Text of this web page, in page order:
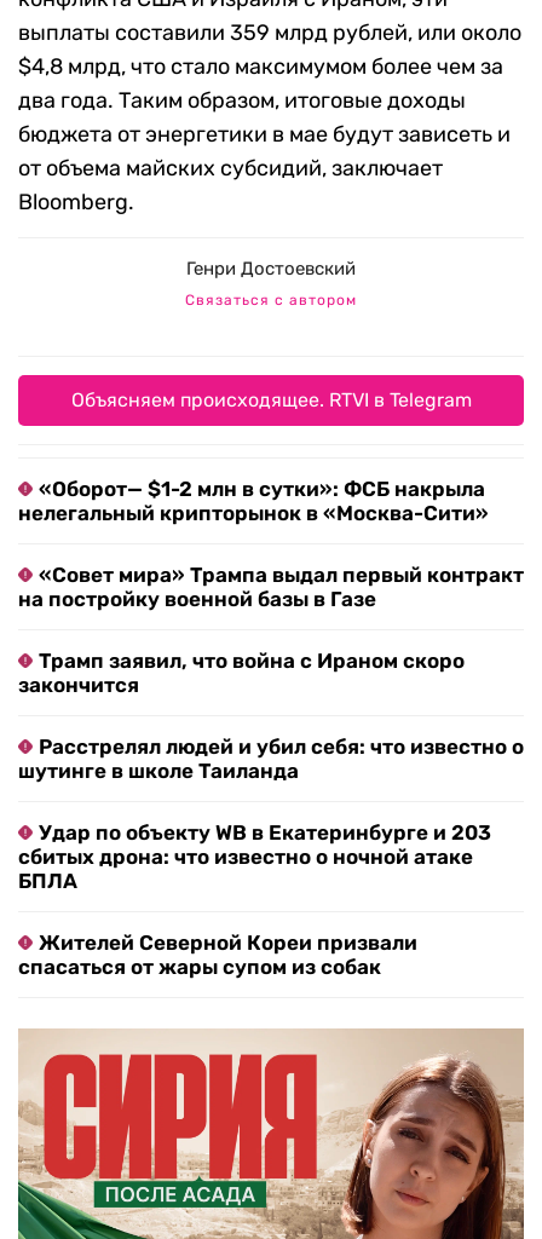
выплаты составили 359 млрд рублей, или около
$4,8 млрд, что стало максимумом более чем за
два года. Таким образом, итоговые доходы
бюджета от энергетики в мае будут зависеть и
от объема майских субсидий, заключает
Bloomberg.
Генри Достоевский
Связаться с автором
Объясняем происходящее. RTVI в Telegram
«Оборот— $1-2 млн в сутки»: ФСБ накрыла
нелегальный крипторынок в «Москва-Сити»
«Совет мира» Трампа выдал первый контракт
на постройку военной базы в Газе
Трамп заявил, что война с Ираном скоро
закончится
Расстрелял людей и убил себя: что известно о
шутинге в школе Таиланда
Удар по объекту WB в Екатеринбурге и 203
сбитых дрона: что известно о ночной атаке
БПЛА
Жителей Северной Кореи призвали
спасаться от жары супом из собак